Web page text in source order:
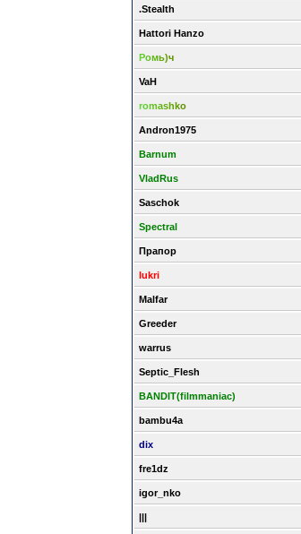
.Stealth
Hattori Hanzo
Ромь)ч
VaH
romashko
Andron1975
Barnum
VladRus
Saschok
Spectral
Прапор
lukri
Malfar
Greeder
warrus
Septic_Flesh
BANDIT(filmmaniac)
bambu4a
dix
fre1dz
igor_nko